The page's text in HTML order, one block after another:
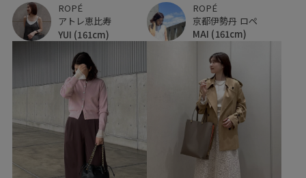
ROPÉ
アトレ恵比寿
YUI (161cm)
ROPÉ
京都伊勢丹 ロペ
MAI (161cm)